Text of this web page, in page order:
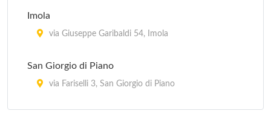
Imola
via Giuseppe Garibaldi 54, Imola
San Giorgio di Piano
via Fariselli 3, San Giorgio di Piano